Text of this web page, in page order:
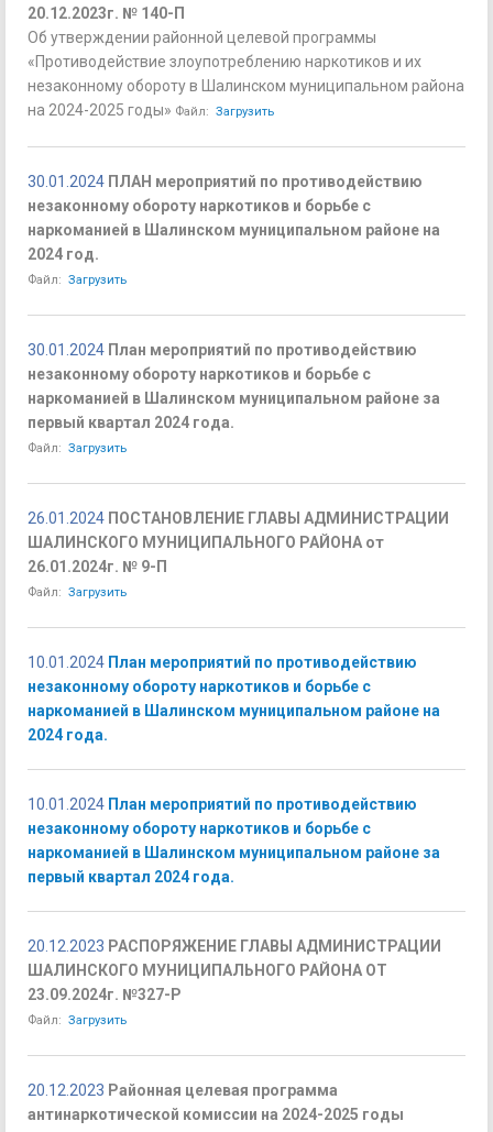
20.12.2023г. № 140-П
Об утверждении районной целевой программы
«Противодействие злоупотреблению наркотиков и их
незаконному обороту в Шалинском муниципальном района
на 2024-2025 годы» Файл: Загрузить
30.01.2024 ПЛАН мероприятий по противодействию
незаконному обороту наркотиков и борьбе с
наркоманией в Шалинском муниципальном районе на
2024 год.
Файл: Загрузить
30.01.2024 План мероприятий по противодействию
незаконному обороту наркотиков и борьбе с
наркоманией в Шалинском муниципальном районе за
первый квартал 2024 года.
Файл: Загрузить
26.01.2024 ПОСТАНОВЛЕНИЕ ГЛАВЫ АДМИНИСТРАЦИИ
ШАЛИНСКОГО МУНИЦИПАЛЬНОГО РАЙОНА от
26.01.2024г. № 9-П
Файл: Загрузить
10.01.2024 План мероприятий по противодействию
незаконному обороту наркотиков и борьбе с
наркоманией в Шалинском муниципальном районе на
2024 года.
10.01.2024 План мероприятий по противодействию
незаконному обороту наркотиков и борьбе с
наркоманией в Шалинском муниципальном районе за
первый квартал 2024 года.
20.12.2023 РАСПОРЯЖЕНИЕ ГЛАВЫ АДМИНИСТРАЦИИ
ШАЛИНСКОГО МУНИЦИПАЛЬНОГО РАЙОНА ОТ
23.09.2024г. №327-Р
Файл: Загрузить
20.12.2023 Районная целевая программа
антинаркотической комиссии на 2024-2025 годы